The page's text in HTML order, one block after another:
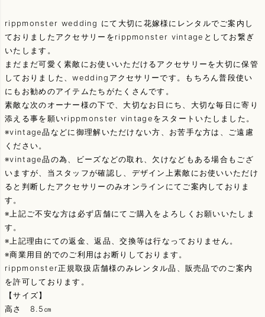
rippmonster wedding にて大切に花嫁様にレンタルでご案内し
ておりましたアクセサリーをrippmonster vintageとしてお繋ぎ
いたします。
まだまだ可愛く素敵にお使いいただけるアクセサリーを大切に保管
しておりました、weddingアクセサリーです。もちろん普段使い
にもお勧めのアイテムたちがたくさんです。
素敵な次のオーナー様の下で、大切なお日にち、大切な毎日に寄り
添える事を願いrippmonster vintageをスタートいたしました。
※vintage品などに御理解いただけない方、お苦手な方は、ご遠慮
ください。
※vintage品の為、ビーズなどの取れ、欠けなどもある場合もござ
いますが、当スタッフが確認し、デザイン上素敵にお使いいただけ
ると判断したアクセサリーのみオンラインにてご案内しておりま
す。
※上記ご不安な方は必ず店舗にてご購入をよろしくお願いいたしま
す。
※上記理由にての返金、返品、交換等は行なっておりません。
※商業用目的でのご利用はお断りしております。
rippmonster正規取扱店舗様のみレンタル品、販売品でのご案内
を許可しております。
【サイズ】
高さ 8.5㎝